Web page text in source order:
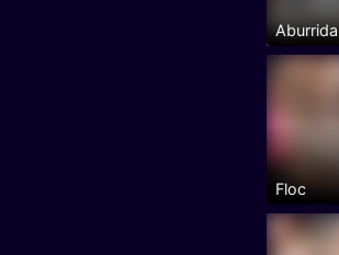
Aburrida
Floc